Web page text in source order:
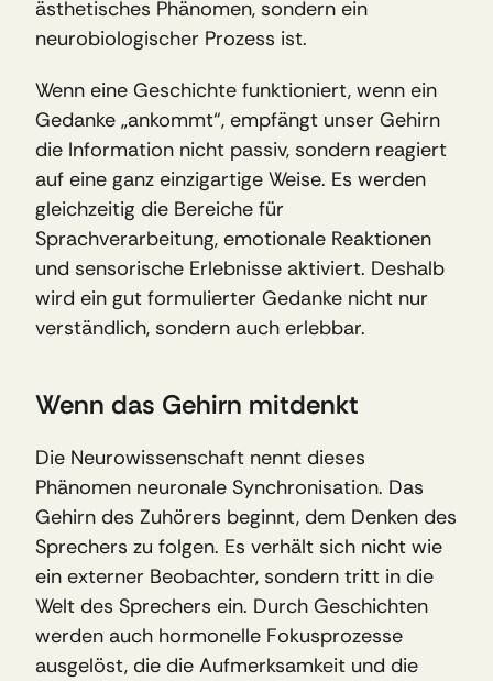
ästhetisches Phänomen, sondern ein
neurobiologischer Prozess ist.
Wenn eine Geschichte funktioniert, wenn ein
Gedanke „ankommt“, empfängt unser Gehirn
die Information nicht passiv, sondern reagiert
auf eine ganz einzigartige Weise. Es werden
gleichzeitig die Bereiche für
Sprachverarbeitung, emotionale Reaktionen
und sensorische Erlebnisse aktiviert. Deshalb
wird ein gut formulierter Gedanke nicht nur
verständlich, sondern auch erlebbar.
Wenn das Gehirn mitdenkt
Die Neurowissenschaft nennt dieses
Phänomen neuronale Synchronisation. Das
Gehirn des Zuhörers beginnt, dem Denken des
Sprechers zu folgen. Es verhält sich nicht wie
ein externer Beobachter, sondern tritt in die
Welt des Sprechers ein. Durch Geschichten
werden auch hormonelle Fokusprozesse
ausgelöst, die die Aufmerksamkeit und die